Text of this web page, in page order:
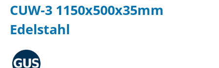
CUW-3 1150x500x35mm
Edelstahl